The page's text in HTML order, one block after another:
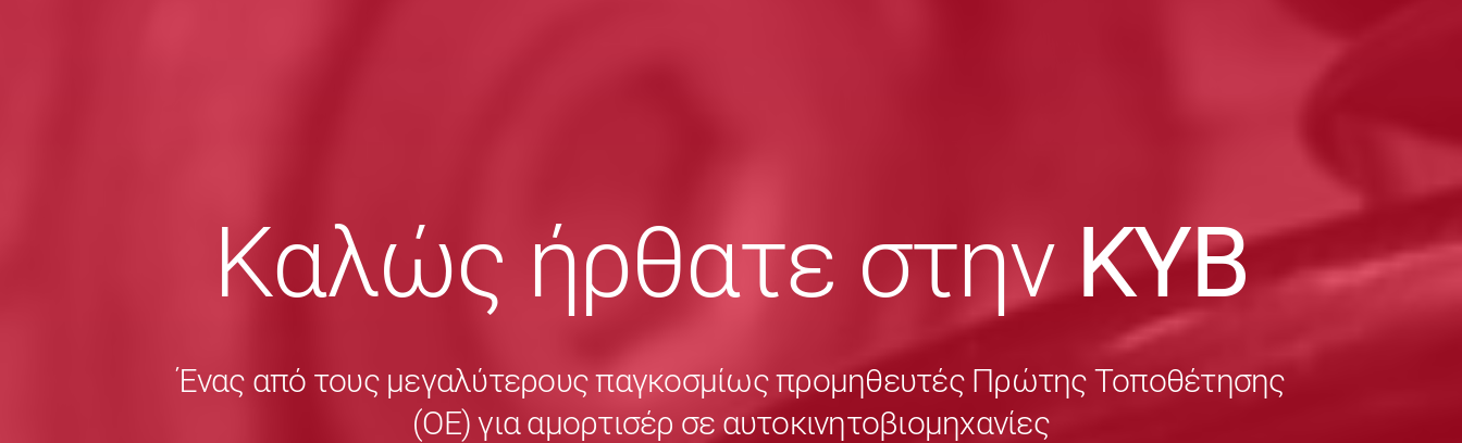
Καλώς ήρθατε στην KYB
Ένας από τους μεγαλύτερους παγκοσμίως προμηθευτές Πρώτης Τοποθέτησης
(ΟΕ) για αμορτισέρ σε αυτοκινητοβιομηχανίες